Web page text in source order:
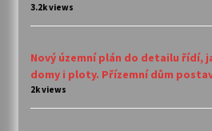
3.2k views
Nový územní plán do detailu řídí,
domy i ploty. Přízemní dům
2k views